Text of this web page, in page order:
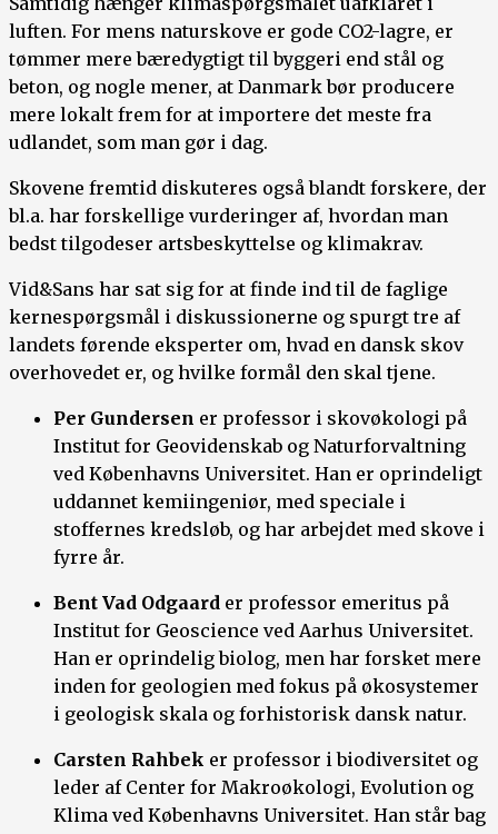
luften. For mens naturskove er gode CO2-lagre, er
tømmer mere bæredygtigt til byggeri end stål og
beton, og nogle mener, at Danmark bør producere
mere lokalt frem for at importere det meste fra
udlandet, som man gør i dag.
Skovene fremtid diskuteres også blandt forskere, der
bl.a. har forskellige vurderinger af, hvordan man
bedst tilgodeser artsbeskyttelse og klimakrav.
Vid&Sans har sat sig for at finde ind til de faglige
kernespørgsmål i diskussionerne og spurgt tre af
landets førende eksperter om, hvad en dansk skov
overhovedet er, og hvilke formål den skal tjene.
Per Gundersen er professor i skovøkologi på
Institut for Geovidenskab og Naturforvaltning
ved Københavns Universitet. Han er oprindeligt
uddannet kemiingeniør, med speciale i
stoffernes kredsløb, og har arbejdet med skove i
fyrre år.
Bent Vad Odgaard er professor emeritus på
Institut for Geoscience ved Aarhus Universitet.
Han er oprindelig biolog, men har forsket mere
inden for geologien med fokus på økosystemer
i geologisk skala og forhistorisk dansk natur.
Carsten Rahbek er professor i biodiversitet og
leder af Center for Makroøkologi, Evolution og
Klima ved Københavns Universitet. Han står bag